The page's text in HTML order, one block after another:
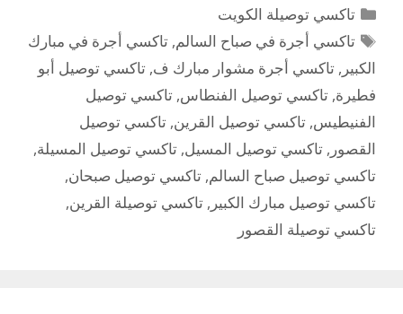
التصنيفات
تاكسي توصيلة الكويت
الوسوم
تاكسي أجرة في صباح السالم,تاكسي أجرة في مبارك
الكبير , تاكسي أجرة مشوار مبارك ف, تاكسي توصيل أبو
فطيرة, تاكسي توصيل الفنطاس, تاكسي توصيل
الفنيطيس, تاكسي توصيل القرين, تاكسي توصيل
القصور , تاكسي توصيل المسيل, تاكسي توصيل المسيلة,
تاكسي توصيل صباح السالم, تاكسي توصيل صبحان,
تاكسي توصيل مبارك الكبير , تاكسي توصيلة القرين,
تاكسي توصيلة القصور